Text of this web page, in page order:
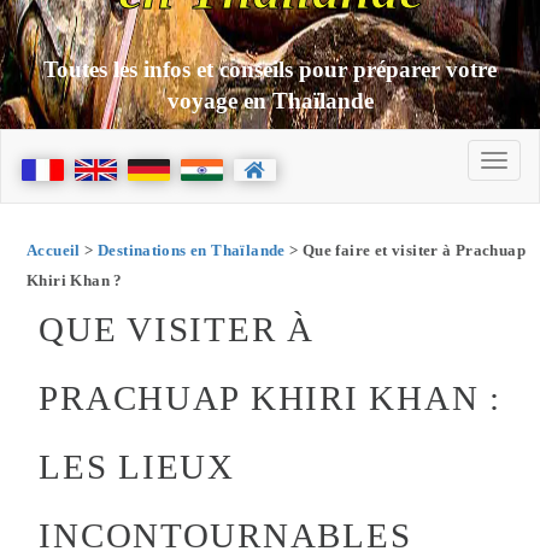
Toutes les infos et conseils pour préparer votre
voyage en Thaïlande
Accueil > Destinations en Thaïlande > Que faire et visiter à Prachuap
Khiri Khan ?
QUE VISITER À
PRACHUAP KHIRI KHAN :
LES LIEUX
INCONTOURNABLES